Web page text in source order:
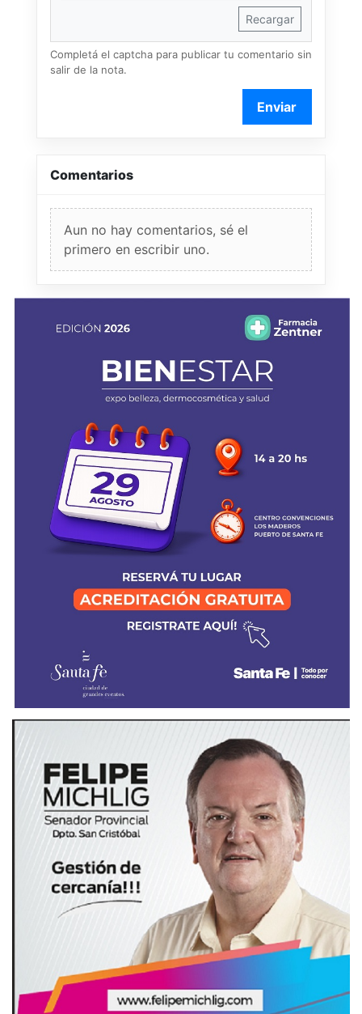
Recargar
Completá el captcha para publicar tu comentario sin
salir de la nota.
Enviar
Comentarios
Aun no hay comentarios, sé el
primero en escribir uno.